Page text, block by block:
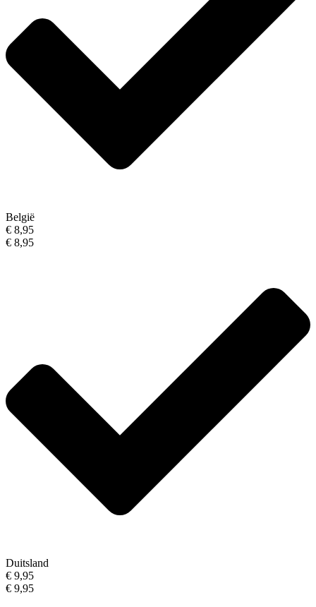
België
€ 8,95
€ 8,95
Duitsland
€ 9,95
€ 9,95